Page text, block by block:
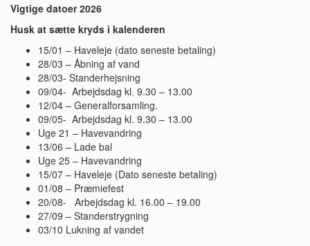
Vigtige datoer 2026
Husk at sætte kryds i kalenderen
15/01 – Haveleje (dato seneste betaling)
28/03 – Åbning af vand
28/03- Standerhejsning
09/04- Arbejdsdag kl. 9.30 – 13.00
12/04 – Generalforsamling.
09/05- Arbejdsdag kl. 9.30 – 13.00
Uge 21 – Havevandring
13/06 – Lade bal
Uge 25 – Havevandring
15/07 – Haveleje (Dato seneste betaling)
01/08 – Præmiefest
20/08- Arbejdsdag kl. 16.00 – 19.00
27/09 – Standerstrygning
03/10 Lukning af vandet